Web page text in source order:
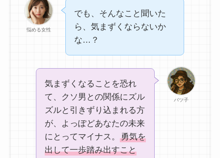
悩める女性
でも、そんなこと聞いた
ら、気まずくならないか
な…？
バツ子
気まずくなることを恐れ
て、クソ男との関係にズル
ズルと引きずり込まれる方
が、よっぽどあなたの未来
にとってマイナス。
勇気を
出して一歩踏み出すこと